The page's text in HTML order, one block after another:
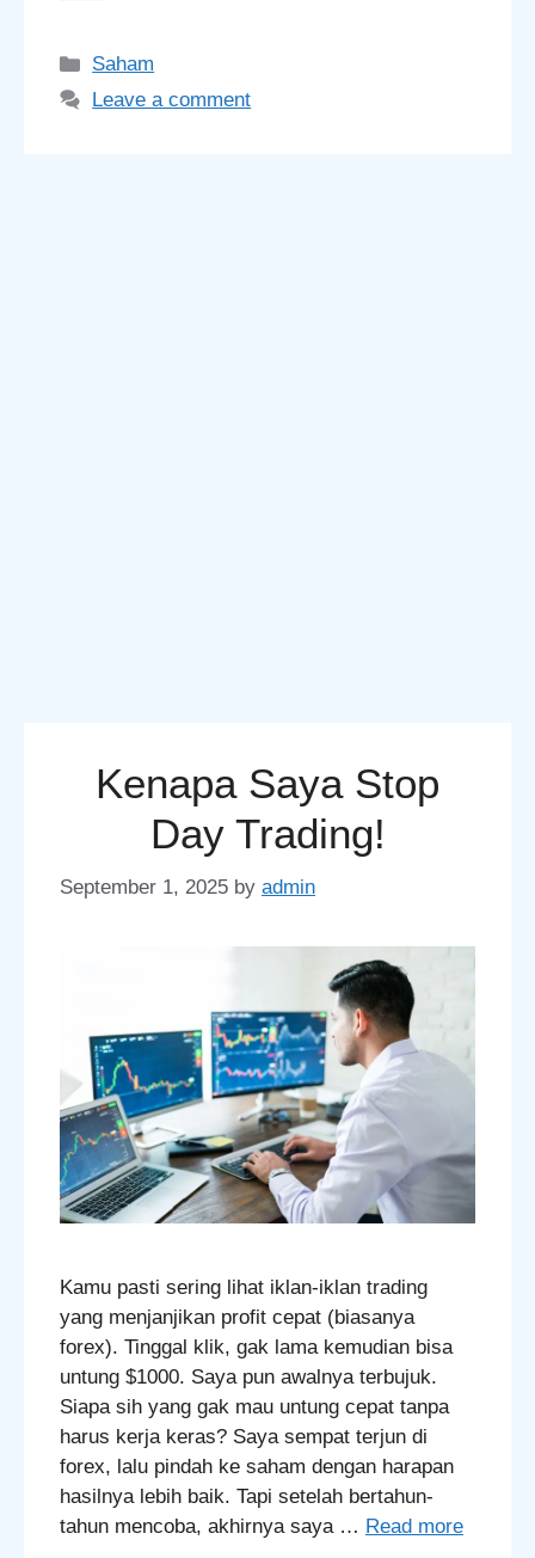
Categories
Saham
Leave a comment
Kenapa Saya Stop
Day Trading!
September 1, 2025 by admin
Kamu pasti sering lihat iklan-iklan trading
yang menjanjikan profit cepat (biasanya
forex). Tinggal klik, gak lama kemudian bisa
untung $1000. Saya pun awalnya terbujuk.
Siapa sih yang gak mau untung cepat tanpa
harus kerja keras? Saya sempat terjun di
forex, lalu pindah ke saham dengan harapan
hasilnya lebih baik. Tapi setelah bertahun-
tahun mencoba, akhirnya saya … Read more